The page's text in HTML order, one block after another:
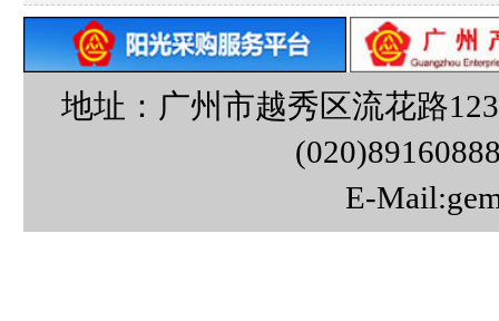
地址：广州市越秀区流花路
E-